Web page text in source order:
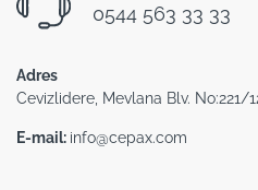
0544 563 33 33
Adres
Cevizlidere, Mevlana Blv. No:221/
E-mail: info@cepax.com